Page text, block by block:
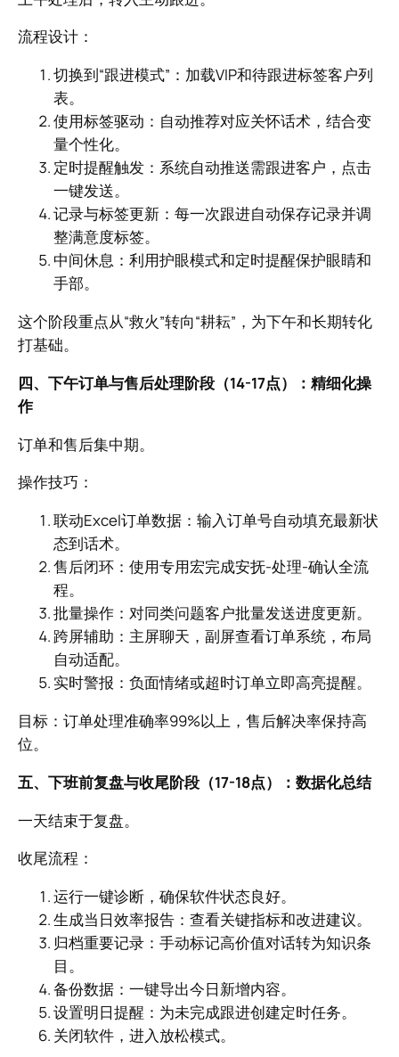
流程设计：
切换到“跟进模式”：加载VIP和待跟进标签客户列
表。
使用标签驱动：自动推荐对应关怀话术，结合变
量个性化。
定时提醒触发：系统自动推送需跟进客户，点击
一键发送。
记录与标签更新：每一次跟进自动保存记录并调
整满意度标签。
中间休息：利用护眼模式和定时提醒保护眼睛和
手部。
这个阶段重点从“救火”转向“耕耘”，为下午和长期转化
打基础。
四、下午订单与售后处理阶段（14-17点）：精细化操
作
订单和售后集中期。
操作技巧：
联动Excel订单数据：输入订单号自动填充最新状
态到话术。
售后闭环：使用专用宏完成安抚-处理-确认全流
程。
批量操作：对同类问题客户批量发送进度更新。
跨屏辅助：主屏聊天，副屏查看订单系统，布局
自动适配。
实时警报：负面情绪或超时订单立即高亮提醒。
目标：订单处理准确率99%以上，售后解决率保持高
位。
五、下班前复盘与收尾阶段（17-18点）：数据化总结
一天结束于复盘。
收尾流程：
运行一键诊断，确保软件状态良好。
生成当日效率报告：查看关键指标和改进建议。
归档重要记录：手动标记高价值对话转为知识条
目。
备份数据：一键导出今日新增内容。
设置明日提醒：为未完成跟进创建定时任务。
关闭软件，进入放松模式。